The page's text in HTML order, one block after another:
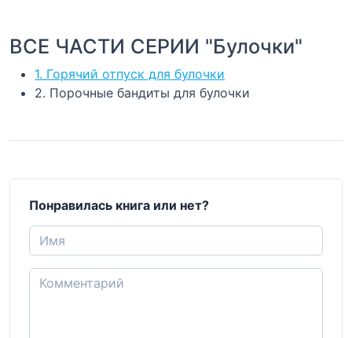
ВСЕ ЧАСТИ СЕРИИ "Булочки"
1. Горячий отпуск для булочки
2. Порочные бандиты для булочки
Понравилась книга или нет?